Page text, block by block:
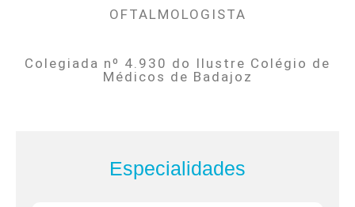
OFTALMOLOGISTA
Colegiada nº 4.930 do Ilustre Colégio de
Médicos de Badajoz
Especialidades